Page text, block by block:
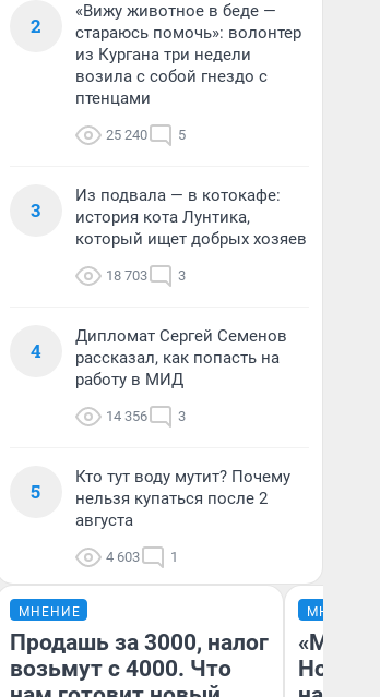
2
«Вижу животное в беде —
стараюсь помочь»: волонтер
из Кургана три недели
возила с собой гнездо с
птенцами
25 240 5
3
Из подвала — в котокафе:
история кота Лунтика,
который ищет добрых хозяев
18 703 3
4
Дипломат Сергей Семенов
рассказал, как попасть на
работу в МИД
14 356 3
5
Кто тут воду мутит? Почему
нельзя купаться после 2
августа
4 603 1
МНЕНИЕ
Продашь за 3000, налог
возьмут с 4000. Что
МНЕНИЕ
«Мы